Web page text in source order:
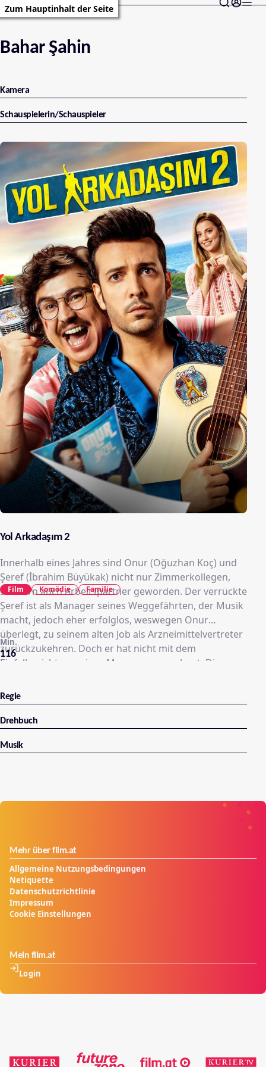
Zum Hauptinhalt der Seite
Bahar Şahin
Kamera
Schauspielerin/Schauspieler
Yol Arkadaşım 2
Innerhalb eines Jahres sind Onur (Oğuzhan Koç) und
Şeref (İbrahim Büyükak) nicht nur Zimmerkollegen,
sondern auch Arbeitspartner geworden. Der verrückte
Şeref ist als Manager seines Weggefährten, der Musik
macht, jedoch eher erfolglos, weswegen Onur
überlegt, zu seinem alten Job als Arzneimittelvertreter
zurückzukehren. Doch er hat nicht mit dem
Einfallsreichtum seines Managers gerechnet. Dieser
Onur soll an einem Musikwettbewerb teilnehmen…
Schaffen es Şeref und Onur diesmal, ihre Träume zu
verwirklichen und ihre Ziele zu erreichen, ohne die
die beiden ungleichen Freunde auf ihrer Reise wieder
116
Min.
Film Komödie Familie
Regie
Drehbuch
Musik
Mehr über film.at
Allgemeine Nutzungsbedingungen
Netiquette
Datenschutzrichtlinie
Impressum
Cookie Einstellungen
Mein film.at
Login